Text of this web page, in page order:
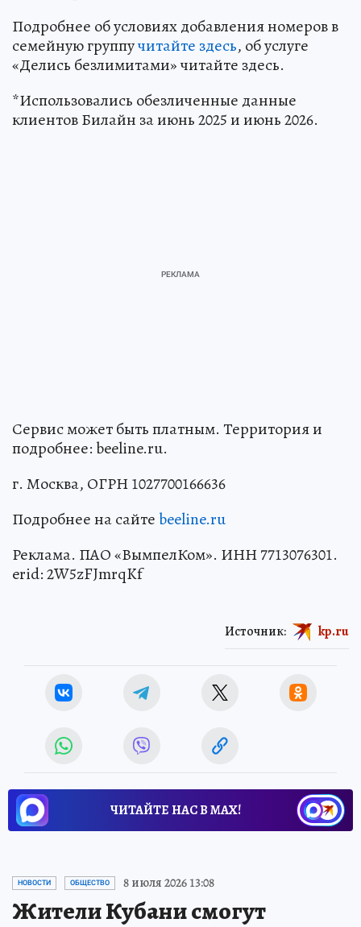
Подробнее об условиях добавления номеров в
семейную группучитайте здесь, об услуге
«Делись безлимитами» читайте здесь.
*Использовались обезличенные данные
клиентов Билайн за июнь 2025 и июнь 2026.
Сервис может быть платным. Территория и
подробнее: beeline.ru.
г. Москва, ОГРН 1027700166636
Подробнее на сайтеbeeline.ru
Реклама. ПАО «ВымпелКом». ИНН 7713076301.
erid: 2W5zFJmrqKf
Источник: kp.ru
ЧИТАЙТЕ НАС В МАХ!
НОВОСТИ ОБЩЕСТВО 8 июля 2026 13:08
Жители Кубани смогут